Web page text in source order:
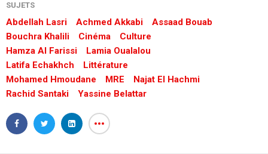
SUJETS
Abdellah Lasri Achmed Akkabi
Assaad Bouab
Bouchra Khalili
Cinéma
Culture
Hamza Al Farissi
Lamia Oualalou
Latifa Echakhch
Littérature
Mohamed Hmoudane
MRE
Najat El Hachmi
Rachid Santaki
Yassine Belattar